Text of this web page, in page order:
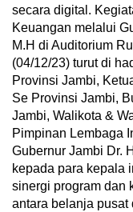
secara digital.
Keuangan melalui
M.H di Auditorium
(04/12/23) turut di
Provinsi Jambi,
Se Provinsi Jambi,
Jambi, Walikota &
Pimpinan Lembaga
Gubernur Jambi Dr.
kepada para kepala
sinergi program dan
antara belanja pusat